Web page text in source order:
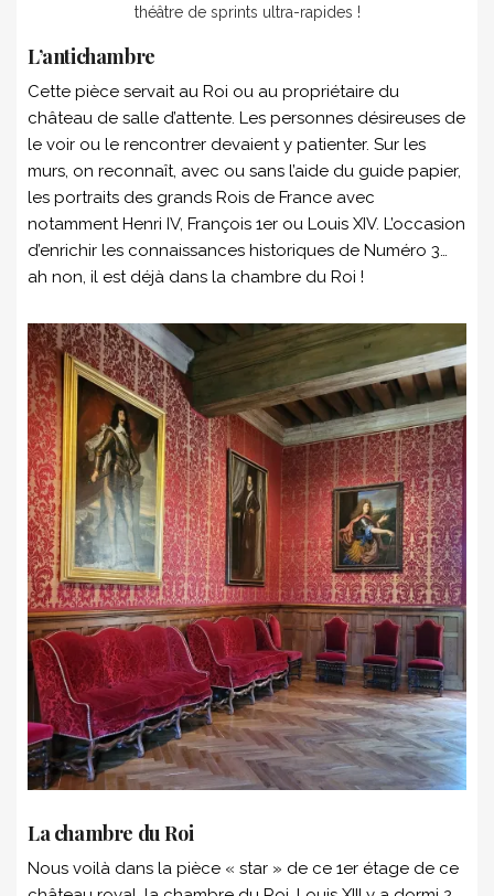
théâtre de sprints ultra-rapides !
L’antichambre
Cette pièce servait au Roi ou au propriétaire du
château de salle d’attente. Les personnes désireuses de
le voir ou le rencontrer devaient y patienter. Sur les
murs, on reconnaît, avec ou sans l’aide du guide papier,
les portraits des grands Rois de France avec
notamment Henri IV, François 1er ou Louis XIV. L’occasion
d’enrichir les connaissances historiques de Numéro 3…
ah non, il est déjà dans la chambre du Roi !
La chambre du Roi
Nous voilà dans la pièce « star » de ce 1er étage de ce